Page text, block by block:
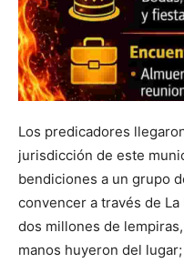
Los predicadores
jurisdicción de este
bendiciones a un grupo
convencer a través de
dos millones de
manos huyeron del